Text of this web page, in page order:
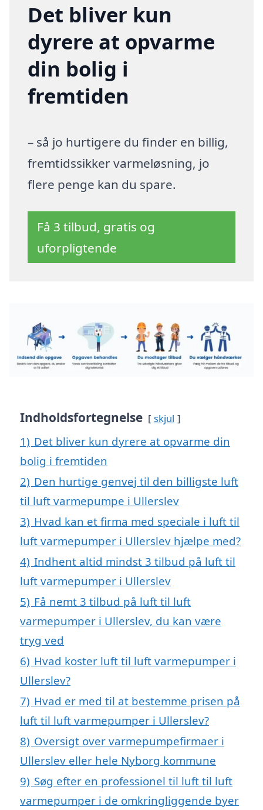
Det bliver kun
dyrere at opvarme
din bolig i
fremtiden
– så jo hurtigere du finder en billig,
fremtidssikker varmeløsning, jo
flere penge kan du spare.
Få 3 tilbud, gratis og
uforpligtende
Indholdsfortegnelse skjul
1) Det bliver kun dyrere at opvarme din
bolig i fremtiden
2) Den hurtige genvej til den billigste luft
til luft varmepumpe i Ullerslev
3) Hvad kan et firma med speciale i luft til
luft varmepumper i Ullerslev hjælpe med?
4) Indhent altid mindst 3 tilbud på luft til
luft varmepumper i Ullerslev
5) Få nemt 3 tilbud på luft til luft
varmepumper i Ullerslev, du kan være
tryg ved
6) Hvad koster luft til luft varmepumper i
Ullerslev?
7) Hvad er med til at bestemme prisen på
luft til luft varmepumper i Ullerslev?
8) Oversigt over varmepumpefirmaer i
Ullerslev eller hele Nyborg kommune
9) Søg efter en professionel til luft til luft
varmepumper i de omkringliggende byer